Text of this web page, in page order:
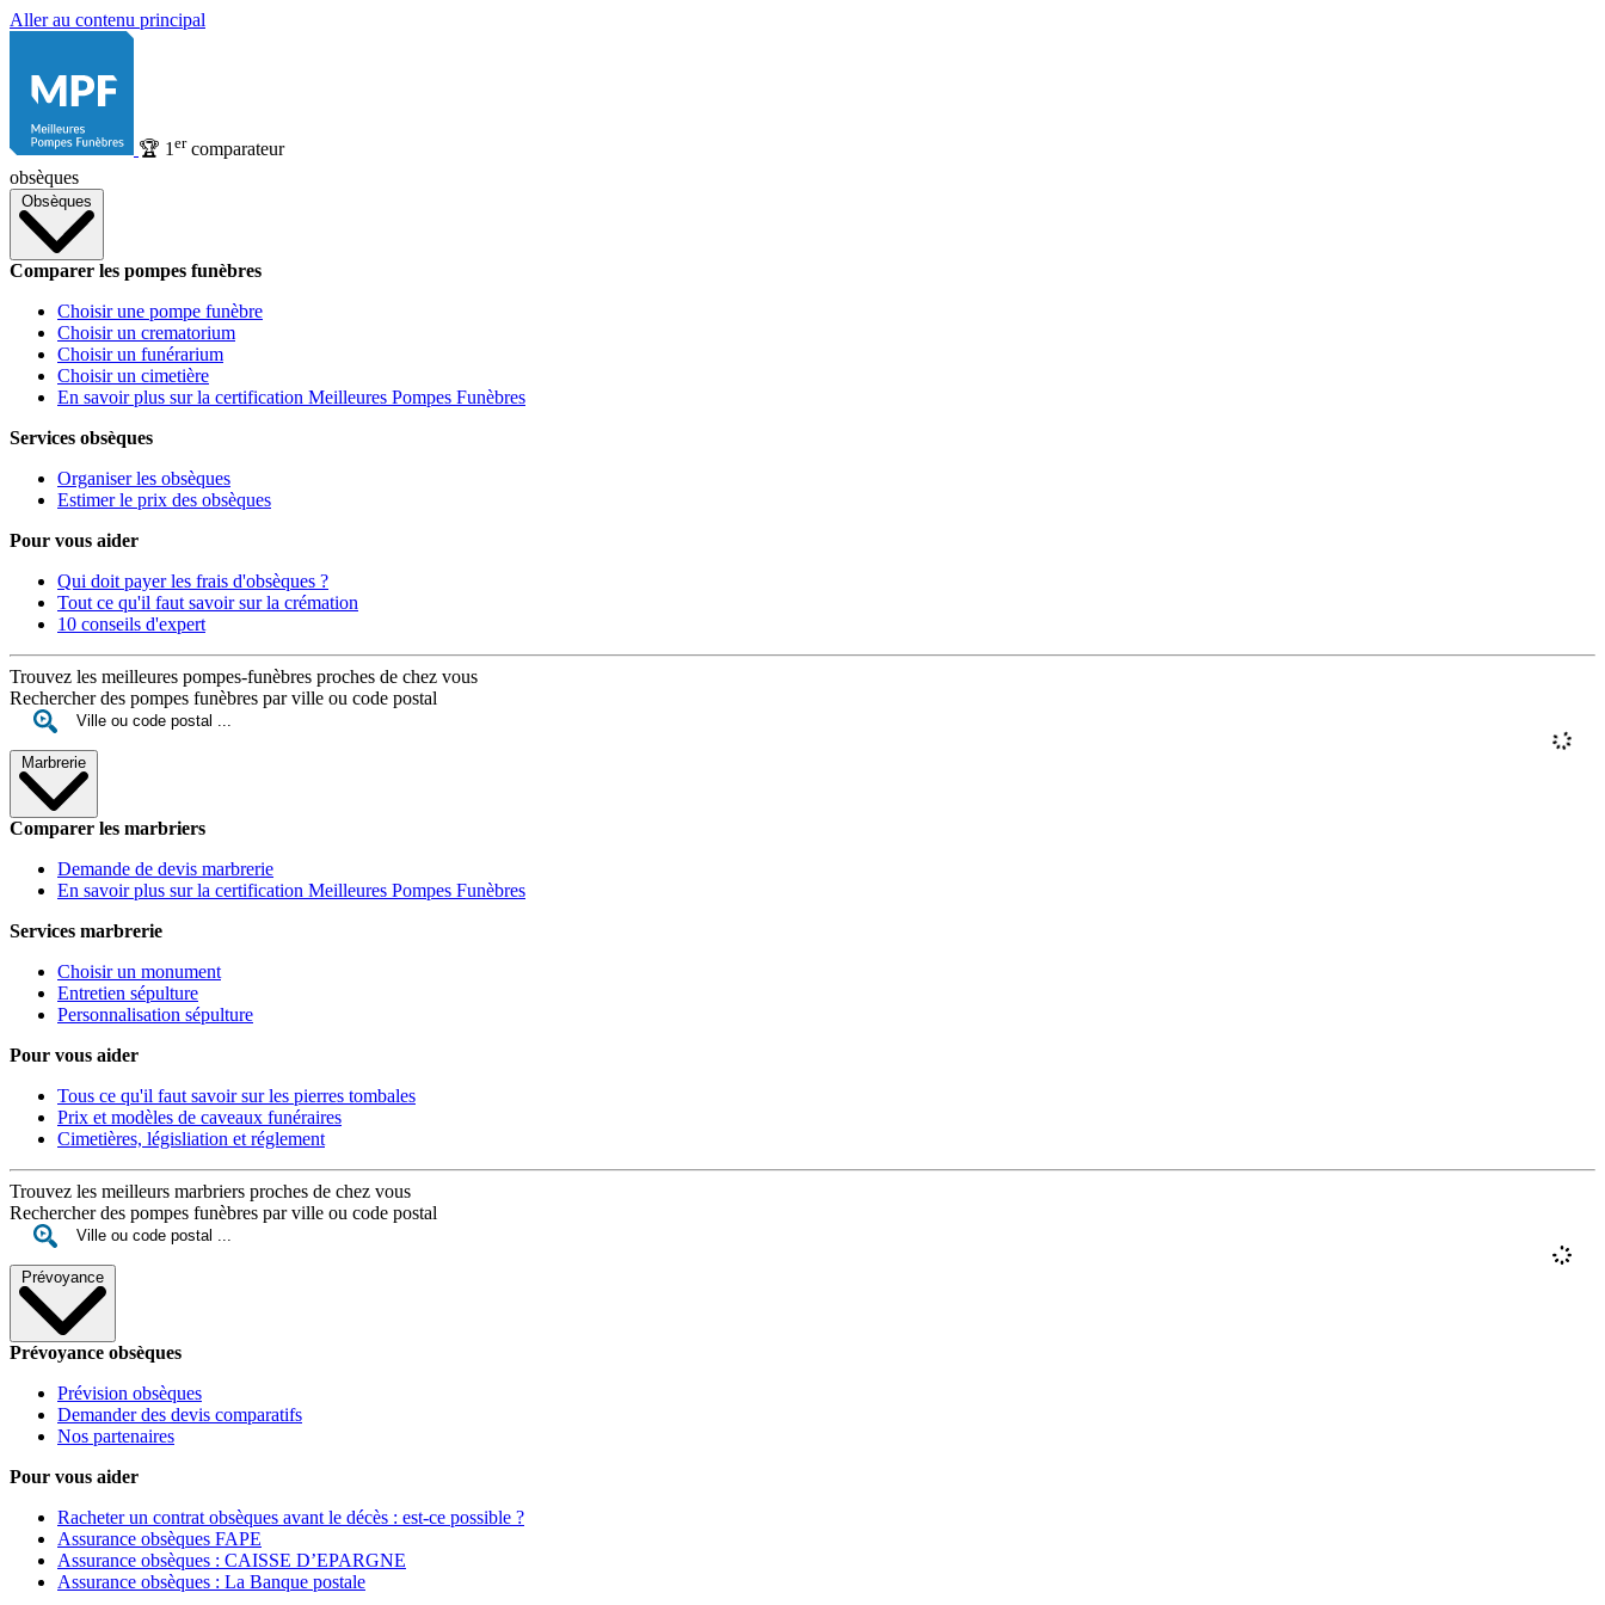
Aller au contenu principal
🏆 1 ercomparateur
obsèques
Obsèques
Comparer les pompes funèbres
Choisir une pompe funèbre
Choisir un crematorium
Choisir un funérarium
Choisir un cimetière
En savoir plus sur la certification Meilleures Pompes Funèbres
Services obsèques
Organiser les obsèques
Estimer le prix des obsèques
Pour vous aider
Qui doit payer les frais d'obsèques ?
Tout ce qu'il faut savoir sur la crémation
10 conseils d'expert
Trouvez les meilleures pompes-funèbres proches de chez vous
Rechercher des pompes funèbres par ville ou code postal
Marbrerie
Comparer les marbriers
Demande de devis marbrerie
En savoir plus sur la certification Meilleures Pompes Funèbres
Services marbrerie
Choisir un monument
Entretien sépulture
Personnalisation sépulture
Pour vous aider
Tous ce qu'il faut savoir sur les pierres tombales
Prix et modèles de caveaux funéraires
Cimetières, législiation et réglement
Trouvez les meilleurs marbriers proches de chez vous
Rechercher des pompes funèbres par ville ou code postal
Prévoyance
Prévoyance obsèques
Prévision obsèques
Demander des devis comparatifs
Nos partenaires
Pour vous aider
Racheter un contrat obsèques avant le décès : est-ce possible ?
Assurance obsèques FAPE
Assurance obsèques : CAISSE D’EPARGNE
Assurance obsèques : La Banque postale